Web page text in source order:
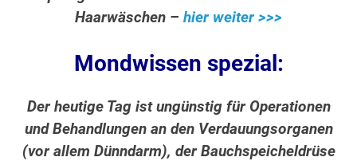
Haarwäschen – hier weiter >>>
Mondwissen spezial:
Der heutige Tag ist ungünstig für Operationen
und Behandlungen an den Verdauungsorganen
(vor allem Dünndarm), der Bauchspeicheldrüse